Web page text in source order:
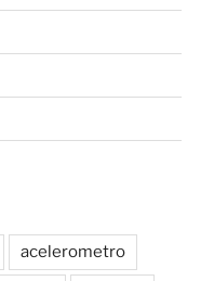
acelerometro